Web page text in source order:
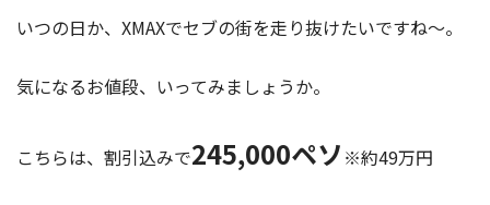
いつの日か、XMAXでセブの街を走り抜けたいですね～。
気になるお値段、いってみましょうか。
こちらは、割引込みで245,000ペソ ※約49万円